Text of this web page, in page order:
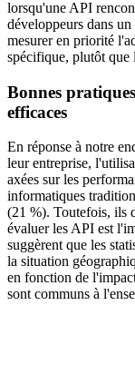
lorsqu'une API
développeurs dans
mesurer en priorité
spécifique, plutôt que
Bonnes
efficaces
En réponse à notre
leur entreprise,
axées sur les
informatiques
(21 %). Toutefois, ils
évaluer les API est
suggèrent que les
la situation
en fonction de
sont communs à